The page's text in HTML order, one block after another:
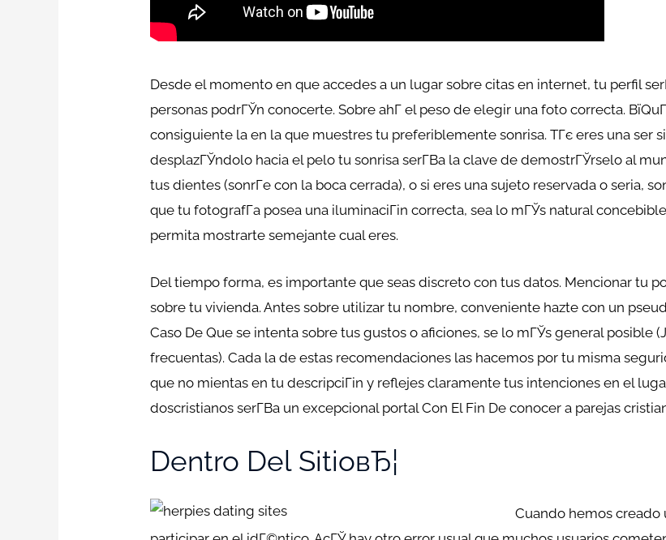
Desde el momento en que accedes a un lugar sobre citas en internet, tu perfil
personas podrГЎn conocerte. Sobre ahГ­ el peso de elegir una foto correcta.
consiguiente la en la que muestres tu preferiblemente sonrisa. TГє eres una ser
desplazГЎndolo hacia el pelo tu sonrisa serГ­В­a la clave de demostrГЎrselo al
tus dientes (sonrГ­e con la boca cerrada), o si eres una sujeto reservada o seria,
que tu fotografГ­a posea una iluminaciГіn correcta, sea lo mГЎs natural
permita mostrarte semejante cual eres.
Del tiempo forma, es importante que seas discreto con tus datos. Mencionar tu
sobre tu vivienda. Antes sobre utilizar tu nombre, conveniente hazte con un
Caso De Que se intenta sobre tus gustos o aficiones, se lo mГЎs general posible
frecuentas). Cada la de estas recomendaciones las hacemos por tu misma
que no mientas en tu descripciГіn y reflejes claramente tus intenciones en el
doscristianos serГ­В­a un excepcional portal Con El Fin De conocer a parejas
Dentro Del SitioвЂ¦
Cuando hemos creado